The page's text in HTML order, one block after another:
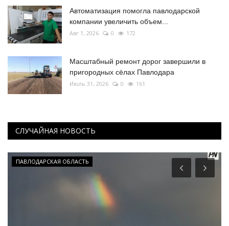
Автоматизация помогла павлодарской
компании увеличить объем...
Авг 1, 2026 0 172
Масштабный ремонт дорог завершили в
пригородных сёлах Павлодара
Июль 31, 2026 0 161
СЛУЧАЙНАЯ НОВОСТЬ
ПАВЛОДАРСКАЯ ОБЛАСТЬ